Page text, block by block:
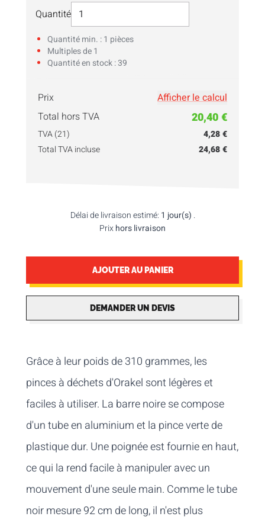
Quantité Sélectionner Quantité
Quantité min. : 1 pièces
Multiples de 1
Quantité en stock : 39
quantitéici!
Prix
Afficher le calcul
Total hors TVA
20,40 €
TVA (21)
4,28 €
Total TVA incluse
24,68 €
Délai de livraison estimé: 1 jour(s) .
Prixhors livraison
AJOUTER AU PANIER
DEMANDER UN DEVIS
Grâce à leur poids de 310 grammes, les
pinces à déchets d'Orakel sont légères et
faciles à utiliser. La barre noire se compose
d'un tube en aluminium et la pince verte de
plastique dur. Une poignée est fournie en haut,
ce qui la rend facile à manipuler avec un
mouvement d'une seule main. Comme le tube
noir mesure 92 cm de long, il n'est plus